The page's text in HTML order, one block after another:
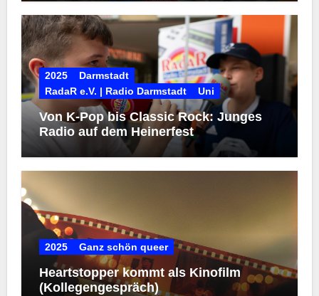
2025
Darmstadt
RadaR e.V. | Radio Darmstadt
Uni
Von K-Pop bis Classic Rock: Junges
Radio auf dem Heinerfest
2025 Ganz schön queer
Heartstopper kommt als Kinofilm
(Kollegengespräch)